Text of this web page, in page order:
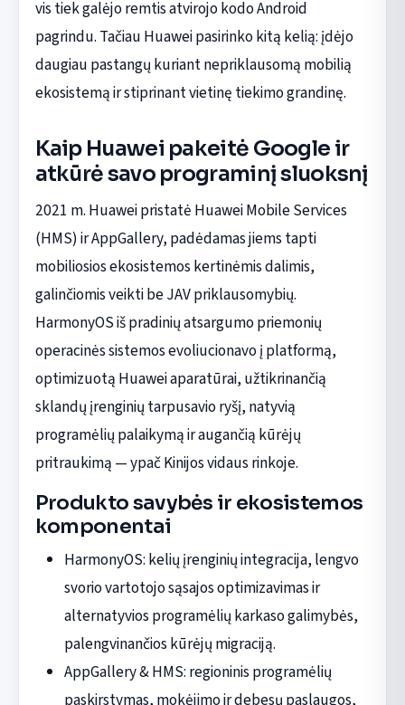
vis tiek galėjo remtis atvirojo kodo Android
pagrindu. Tačiau Huawei pasirinko kitą kelią: įdėjo
daugiau pastangų kuriant nepriklausomą mobilią
ekosistemą ir stiprinant vietinę tiekimo grandinę.
Kaip Huawei pakeitė Google ir
atkūrė savo programinį sluoksnį
2021 m. Huawei pristatė Huawei Mobile Services
(HMS) ir AppGallery, padėdamas jiems tapti
mobiliosios ekosistemos kertinėmis dalimis,
galinčiomis veikti be JAV priklausomybių.
HarmonyOS iš pradinių atsargumo priemonių
operacinės sistemos evoliucionavo į platformą,
optimizuotą Huawei aparatūrai, užtikrinančią
sklandų įrenginių tarpusavio ryšį, natyvią
programėlių palaikymą ir augančią kūrėjų
pritraukimą — ypač Kinijos vidaus rinkoje.
Produkto savybės ir ekosistemos
komponentai
HarmonyOS: kelių įrenginių integracija, lengvo
svorio vartotojo sąsajos optimizavimas ir
alternatyvios programėlių karkaso galimybės,
palengvinančios kūrėjų migraciją.
AppGallery & HMS: regioninis programėlių
paskirstymas, mokėjimo ir debesų paslaugos,